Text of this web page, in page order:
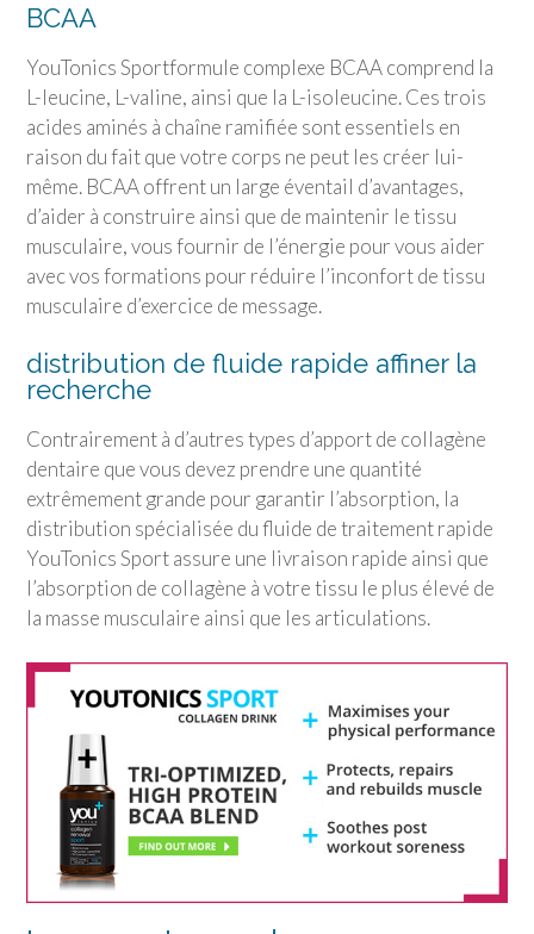
BCAA
YouTonics Sportformule complexe BCAA comprend la
L-leucine, L-valine, ainsi que la L-isoleucine. Ces trois
acides aminés à chaîne ramifiée sont essentiels en
raison du fait que votre corps ne peut les créer lui-
même. BCAA offrent un large éventail d’avantages,
d’aider à construire ainsi que de maintenir le tissu
musculaire, vous fournir de l’énergie pour vous aider
avec vos formations pour réduire l’inconfort de tissu
musculaire d’exercice de message.
distribution de fluide rapide affiner la
recherche
Contrairement à d’autres types d’apport de collagène
dentaire que vous devez prendre une quantité
extrêmement grande pour garantir l’absorption, la
distribution spécialisée du fluide de traitement rapide
YouTonics Sportassure une livraison rapide ainsi que
l’absorption de collagène à votre tissu le plus élevé de
la masse musculaire ainsi que les articulations.